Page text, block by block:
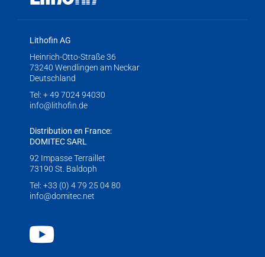
Lithofin AG
Heinrich-Otto-Straße 36
73240 Wendlingen am Neckar
Deutschland
Tel: + 49 7024 94030
info@lithofin.de
Distribution en France:
DOMITEC SARL
92 Impasse Terraillet
73190 St. Baldoph
Tel: +33 (0) 4 79 25 04 80
info@domitec.net
Youtube